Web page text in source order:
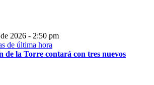
2026 - 2:50 pm
de la Torre contará con tres nuevos